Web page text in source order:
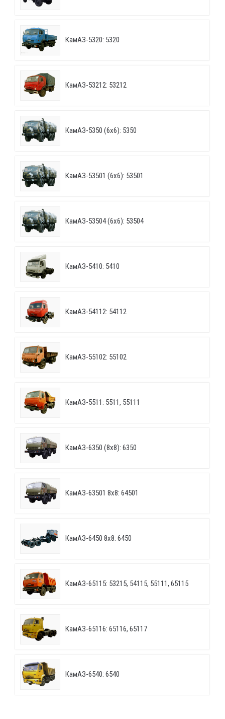
КамАЗ-5320: 5320
КамАЗ-53212: 53212
КамАЗ-5350 (6х6): 5350
КамАЗ-53501 (6х6): 53501
КамАЗ-53504 (6х6): 53504
КамАЗ-5410: 5410
КамАЗ-54112: 54112
КамАЗ-55102: 55102
КамАЗ-5511: 5511, 55111
КамАЗ-6350 (8х8): 6350
КамАЗ-63501 8х8: 64501
КамАЗ-6450 8х8: 6450
КамАЗ-65115: 53215, 54115, 55111, 65115
КамАЗ-65116: 65116, 65117
КамАЗ-6540: 6540